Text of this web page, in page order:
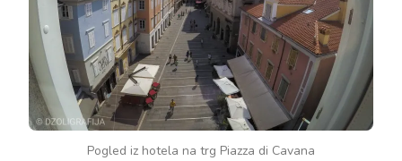
Pogled iz hotela na trg Piazza di Cavana